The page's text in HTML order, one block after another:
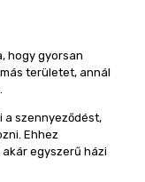
hogy gyorsan
területet, annál
a szennyeződést,
Ehhez
egyszerű házi